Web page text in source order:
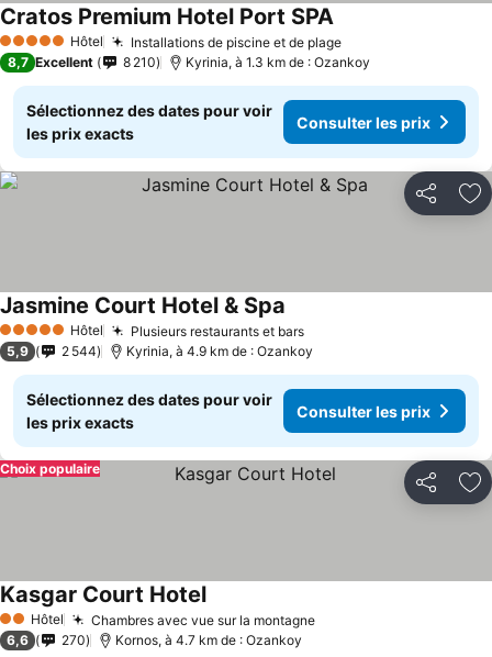
5 Étoiles Hôtel Installations de piscine et de plage
Cratos Premium Hotel Port SPA
8,7 Excellent 8 210 Kyrinia, à 1.3 km de : Ozankoy
Sélectionnez des dates pour voir
les prix exacts
Consulter les prix
Partager
5 Étoiles Hôtel Plusieurs restaurants et bars
Jasmine Court Hotel & Spa
5,9 2 544 Kyrinia, à 4.9 km de : Ozankoy
Sélectionnez des dates pour voir
les prix exacts
Consulter les prix
Partager
Choix populaire
2 Étoiles
Hôtel Chambres avec vue sur la montagne
Kasgar Court Hotel
6,6 270 Kornos, à 4.7 km de : Ozankoy